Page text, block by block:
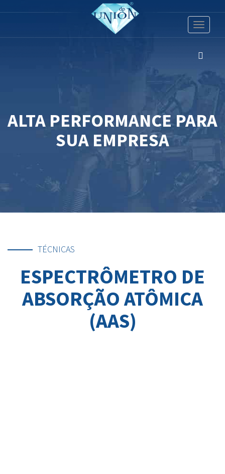
Toggle
ALTA PERFORMANCE PARA
SUA EMPRESA
TÉCNICAS
ESPECTRÔMETRO DE
ABSORÇÃO ATÔMICA
(AAS)